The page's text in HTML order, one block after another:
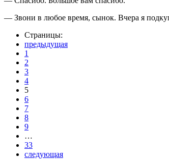
— Звони в любое время, сынок. Вчера я
Страницы:
предыдущая
1
2
3
4
5
6
7
8
9
…
33
следующая